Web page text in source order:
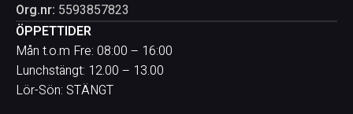
Org.nr: 5593857823
ÖPPETTIDER
Mån t.o.m Fre: 08:00 – 16:00
Lunchstängt: 12.00 – 13.00
Lör-Sön: STÄNGT